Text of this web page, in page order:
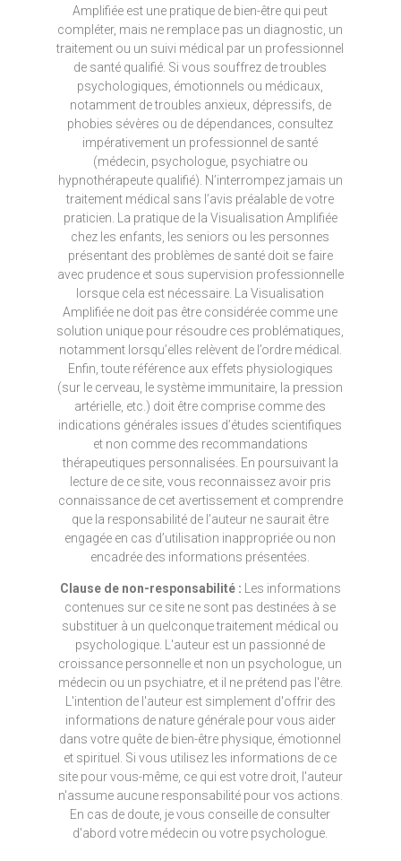
Amplifiée est une pratique de bien-être qui peut
compléter, mais ne remplace pas un diagnostic, un
traitement ou un suivi médical par un professionnel
de santé qualifié. Si vous souffrez de troubles
psychologiques, émotionnels ou médicaux,
notamment de troubles anxieux, dépressifs, de
phobies sévères ou de dépendances, consultez
impérativement un professionnel de santé
(médecin, psychologue, psychiatre ou
hypnothérapeute qualifié). N’interrompez jamais un
traitement médical sans l’avis préalable de votre
praticien. La pratique de la Visualisation Amplifiée
chez les enfants, les seniors ou les personnes
présentant des problèmes de santé doit se faire
avec prudence et sous supervision professionnelle
lorsque cela est nécessaire. La Visualisation
Amplifiée ne doit pas être considérée comme une
solution unique pour résoudre ces problématiques,
notamment lorsqu’elles relèvent de l’ordre médical.
Enfin, toute référence aux effets physiologiques
(sur le cerveau, le système immunitaire, la pression
artérielle, etc.) doit être comprise comme des
indications générales issues d’études scientifiques
et non comme des recommandations
thérapeutiques personnalisées. En poursuivant la
lecture de ce site, vous reconnaissez avoir pris
connaissance de cet avertissement et comprendre
que la responsabilité de l’auteur ne saurait être
engagée en cas d’utilisation inappropriée ou non
encadrée des informations présentées.
Clause de non-responsabilité : Les informations
contenues sur ce site ne sont pas destinées à se
substituer à un quelconque traitement médical ou
psychologique. L'auteur est un passionné de
croissance personnelle et non un psychologue, un
médecin ou un psychiatre, et il ne prétend pas l'être.
L'intention de l'auteur est simplement d'offrir des
informations de nature générale pour vous aider
dans votre quête de bien-être physique, émotionnel
et spirituel. Si vous utilisez les informations de ce
site pour vous-même, ce qui est votre droit, l'auteur
n'assume aucune responsabilité pour vos actions.
En cas de doute, je vous conseille de consulter
d'abord votre médecin ou votre psychologue.